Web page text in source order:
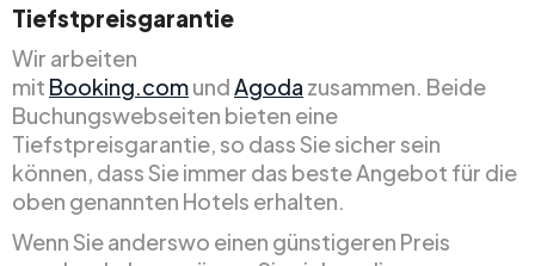
Tiefstpreisgarantie
Wir arbeiten
mit Booking.comund Agoda zusammen. Beide
Buchungswebseiten bieten eine
Tiefstpreisgarantie, so dass Sie sicher sein
können, dass Sie immer das beste Angebot für die
oben genannten Hotels erhalten.
Wenn Sie anderswo einen günstigeren Preis